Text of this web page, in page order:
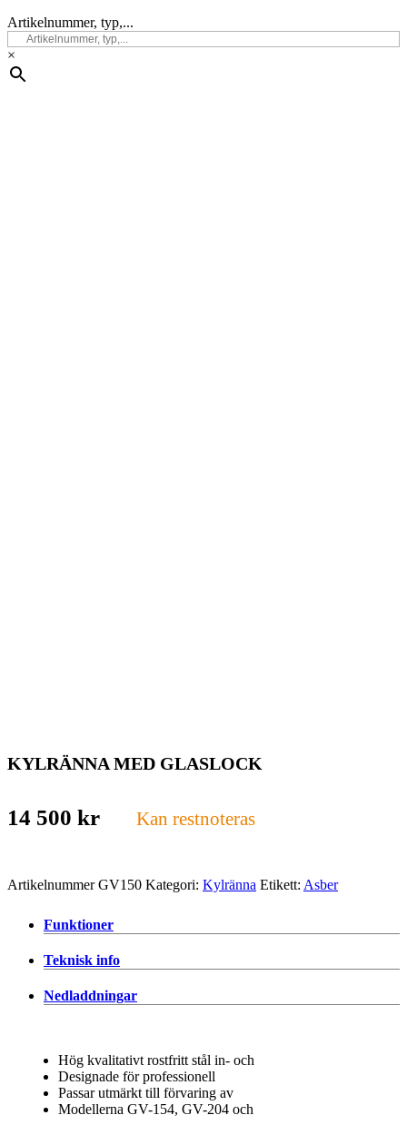
Artikelnummer, typ,...
×
KYLRÄNNA MED GLASLOCK
14 500 kr Kan restnoteras
ArtikelnummerGV150 Kategori: Kylränna Etikett: Asber
Funktioner
Teknisk info
Nedladdningar
Hög kvalitativt rostfritt stål in- och
Designade för professionell
Passar utmärkt till förvaring av
Modellerna GV-154, GV-204 och